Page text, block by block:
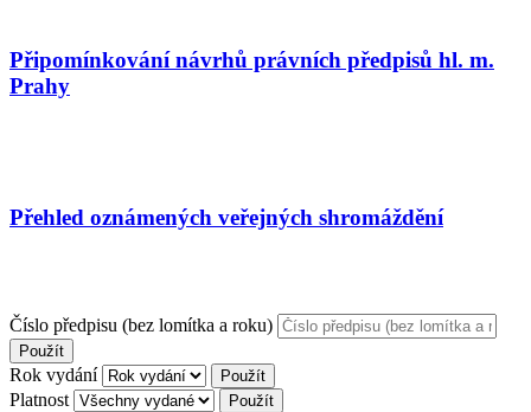
Připomínkování návrhů právních předpisů hl. m.
Prahy
Přehled oznámených veřejných shromáždění
Číslo předpisu (bez lomítka a roku)
Použít
Rok vydání Použít
Platnost Použít